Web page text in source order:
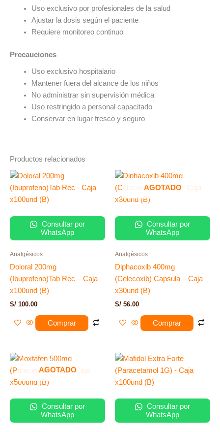
Uso exclusivo por profesionales de la salud
Ajustar la dosis según el paciente
Requiere monitoreo continuo
Precauciones
Uso exclusivo hospitalario
Mantener fuera del alcance de los niños
No administrar sin supervisión médica
Uso restringido a personal capacitado
Conservar en lugar fresco y seguro
Productos relacionados
Consultar por
WhatsApp
Analgésicos
Doloral 200mg
(Ibuprofeno)Tab Rec – Caja
x100und (B)
S/ 100.00
Comprar
AGOTADO
Consultar por
WhatsApp
Analgésicos
Diphacoxib 400mg
(Celecoxib) Capsula – Caja
x30und (B)
S/ 56.00
Comprar
AGOTADO
Consultar por
WhatsApp
Consultar por
WhatsApp